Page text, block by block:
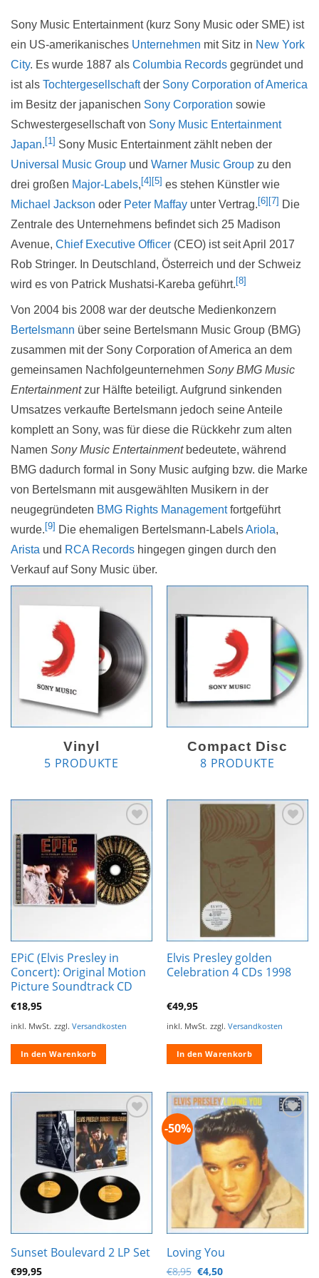
Sony Music Entertainment (kurz Sony Music oder SME) ist
ein US-amerikanisches Unternehmen mit Sitz in New York
City. Es wurde 1887 als Columbia Records gegründet und
ist als Tochtergesellschaftder Sony Corporation of America
im Besitz der japanischen Sony Corporation sowie
Schwestergesellschaft von Sony Music Entertainment
Japan.[1] Sony Music Entertainment zählt neben der
Universal Music Group und Warner Music Group zu den
drei großen Major-Labels,[4][5] es stehen Künstler wie
Michael Jackson oder Peter Maffay unter Vertrag.[6][7] Die
Zentrale des Unternehmens befindet sich 25 Madison
Avenue, Chief Executive Officer (CEO) ist seit April 2017
Rob Stringer. In Deutschland, Österreich und der Schweiz
wird es von Patrick Mushatsi-Kareba geführt.[8]
Von 2004 bis 2008 war der deutsche Medienkonzern
Bertelsmann über seine Bertelsmann Music Group (BMG)
zusammen mit der Sony Corporation of America an dem
gemeinsamen Nachfolgeunternehmen Sony BMG Music
Entertainmentzur Hälfte beteiligt. Aufgrund sinkenden
Umsatzes verkaufte Bertelsmann jedoch seine Anteile
komplett an Sony, was für diese die Rückkehr zum alten
Namen Sony Music Entertainmentbedeutete, während
BMG dadurch formal in Sony Music aufging bzw. die Marke
von Bertelsmann mit ausgewählten Musikern in der
neugegründeten BMG Rights Managementfortgeführt
wurde.[9] Die ehemaligen Bertelsmann-LabelsAriola,
Arista und RCA Records hingegen gingen durch den
Verkauf auf Sony Music über.
Vinyl
5 PRODUKTE
Compact Disc
8 PRODUKTE
Zur
Wunschliste
hinzufügen
EPiC (Elvis Presley in
Concert): Original Motion
Picture Soundtrack CD
€18,95
inkl. MwSt. zzgl. Versandkosten
In den Warenkorb
Elvis Presley golden
Celebration 4 CDs 1998
€49,95
inkl. MwSt. zzgl. Versandkosten
In den Warenkorb
Zur
Wunschliste
hinzufügen
Sunset Boulevard 2 LP Set
€99,95
-50%
Wunschliste
hinzufügen
Loving You
€8,95 Ursprünglicher
€4,50Aktueller